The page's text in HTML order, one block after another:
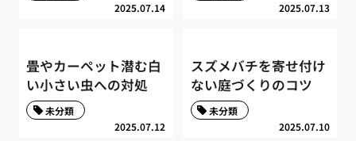
2025.07.14 2025.07.13
畳やカーペット潜む白
い小さい虫への対処
2025.07.12
未分類
スズメバチを寄せ付け
ない庭づくりのコツ
2025.07.10
未分類